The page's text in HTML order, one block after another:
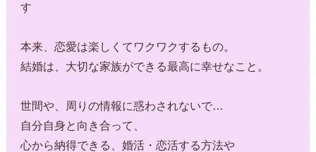
す
本来、恋愛は楽しくてワクワクするもの。
結婚は、大切な家族ができる最高に幸せなこと。
世間や、周りの情報に惑わされないで…
自分自身と向き合って、
心から納得できる、婚活・恋活する方法や